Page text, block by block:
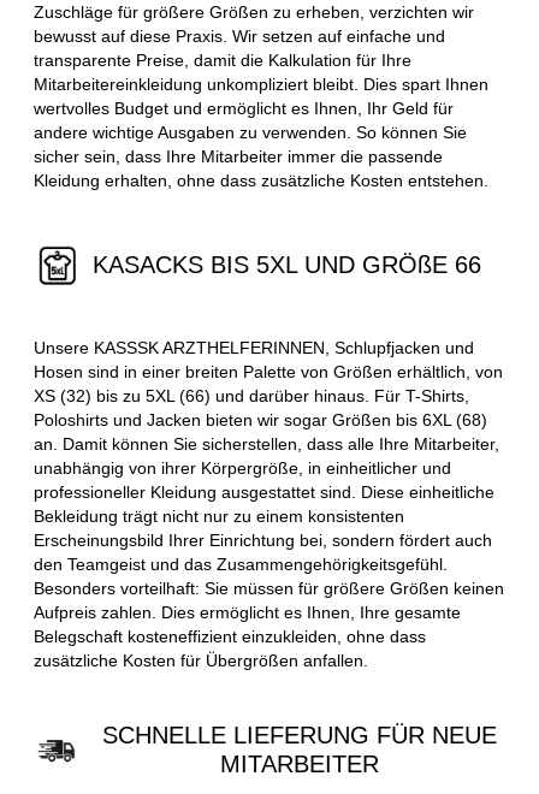
Zuschläge für größere Größen zu erheben, verzichten wir
bewusst auf diese Praxis. Wir setzen auf einfache und
transparente Preise, damit die Kalkulation für Ihre
Mitarbeitereinkleidung unkompliziert bleibt. Dies spart Ihnen
wertvolles Budget und ermöglicht es Ihnen, Ihr Geld für
andere wichtige Ausgaben zu verwenden. So können Sie
sicher sein, dass Ihre Mitarbeiter immer die passende
Kleidung erhalten, ohne dass zusätzliche Kosten entstehen.
KASACKS BIS 5XL UND GRÖßE 66
Unsere KASSSK ARZTHELFERINNEN, Schlupfjacken und
Hosen sind in einer breiten Palette von Größen erhältlich, von
XS (32) bis zu 5XL (66) und darüber hinaus. Für T-Shirts,
Poloshirts und Jacken bieten wir sogar Größen bis 6XL (68)
an. Damit können Sie sicherstellen, dass alle Ihre Mitarbeiter,
unabhängig von ihrer Körpergröße, in einheitlicher und
professioneller Kleidung ausgestattet sind. Diese einheitliche
Bekleidung trägt nicht nur zu einem konsistenten
Erscheinungsbild Ihrer Einrichtung bei, sondern fördert auch
den Teamgeist und das Zusammengehörigkeitsgefühl.
Besonders vorteilhaft: Sie müssen für größere Größen keinen
Aufpreis zahlen. Dies ermöglicht es Ihnen, Ihre gesamte
Belegschaft kosteneffizient einzukleiden, ohne dass
zusätzliche Kosten für Übergrößen anfallen.
SCHNELLE LIEFERUNG FÜR NEUE
MITARBEITER